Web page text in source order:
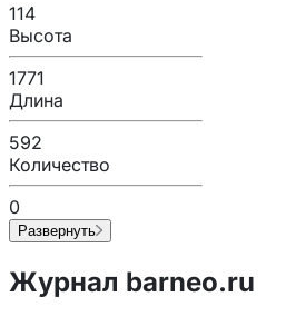
114
Высота
1771
Длина
592
Количество
0
Развернуть
Журнал barneo.ru